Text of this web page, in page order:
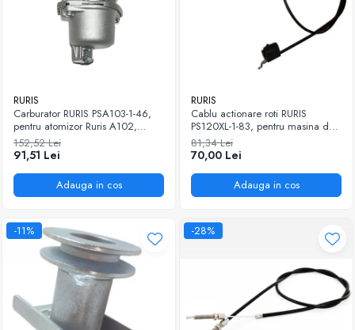
RURIS
Carburator RURIS PSA103-1-46,
pentru atomizor Ruris A102,
A103, A103S, Hercules 100,
3WF 2.6, 3WF 2.7
152,52 Lei
91,51 Lei
Adauga in cos
RURIS
Cablu actionare roti RURIS
PS120XL-1-83, pentru masina de
tuns iarba Ruris DAC 120XL
81,34 Lei
70,00 Lei
Adauga in cos
-11% -28%